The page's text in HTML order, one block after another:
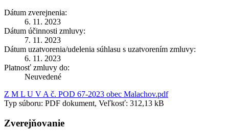
Dátum zverejnenia:
6. 11. 2023
Dátum účinnosti zmluvy:
7. 11. 2023
Dátum uzatvorenia/udelenia súhlasu s uzatvorením zmluvy:
6. 11. 2023
Platnosť zmluvy do:
Neuvedené
Z M L U V A č. POD 67-2023 obec Malachov.pdf
Typ súboru: PDF dokument, Veľkosť: 312,13 kB
Zverejňovanie